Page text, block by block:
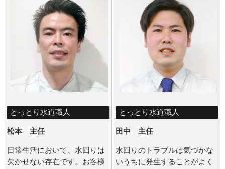
とっとり水道職人
松本 主任
日常生活において、水回りは
欠かせない存在です。お客様
とっとり水道職人
田中 主任
水回りのトラブルは気づかな
いうちに発生することがよく